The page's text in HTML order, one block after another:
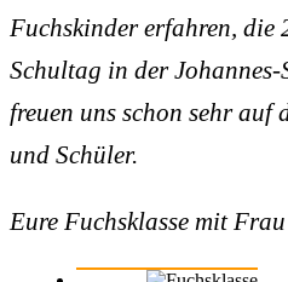
Fuchskinder erfahren, die
Schultag in der
freuen uns schon sehr auf
und Schüler.
Eure Fuchsklasse mit